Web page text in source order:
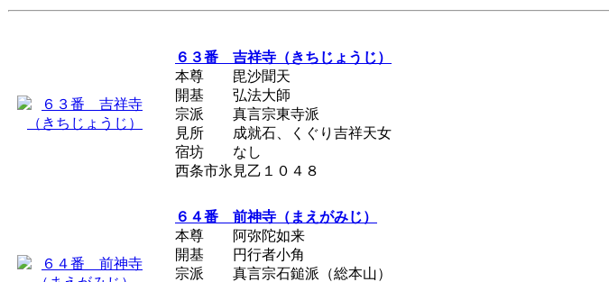
６３番 吉祥寺（きちじょうじ）
本尊 毘沙聞天
開基 弘法大師
宗派 真言宗東寺派
見所 成就石、くぐり吉祥天女
宿坊 なし
西条市氷見乙１０４８
６４番 前神寺（まえがみじ）
本尊 阿弥陀如来
開基 円行者小角
宗派 真言宗石鎚派（総本山）